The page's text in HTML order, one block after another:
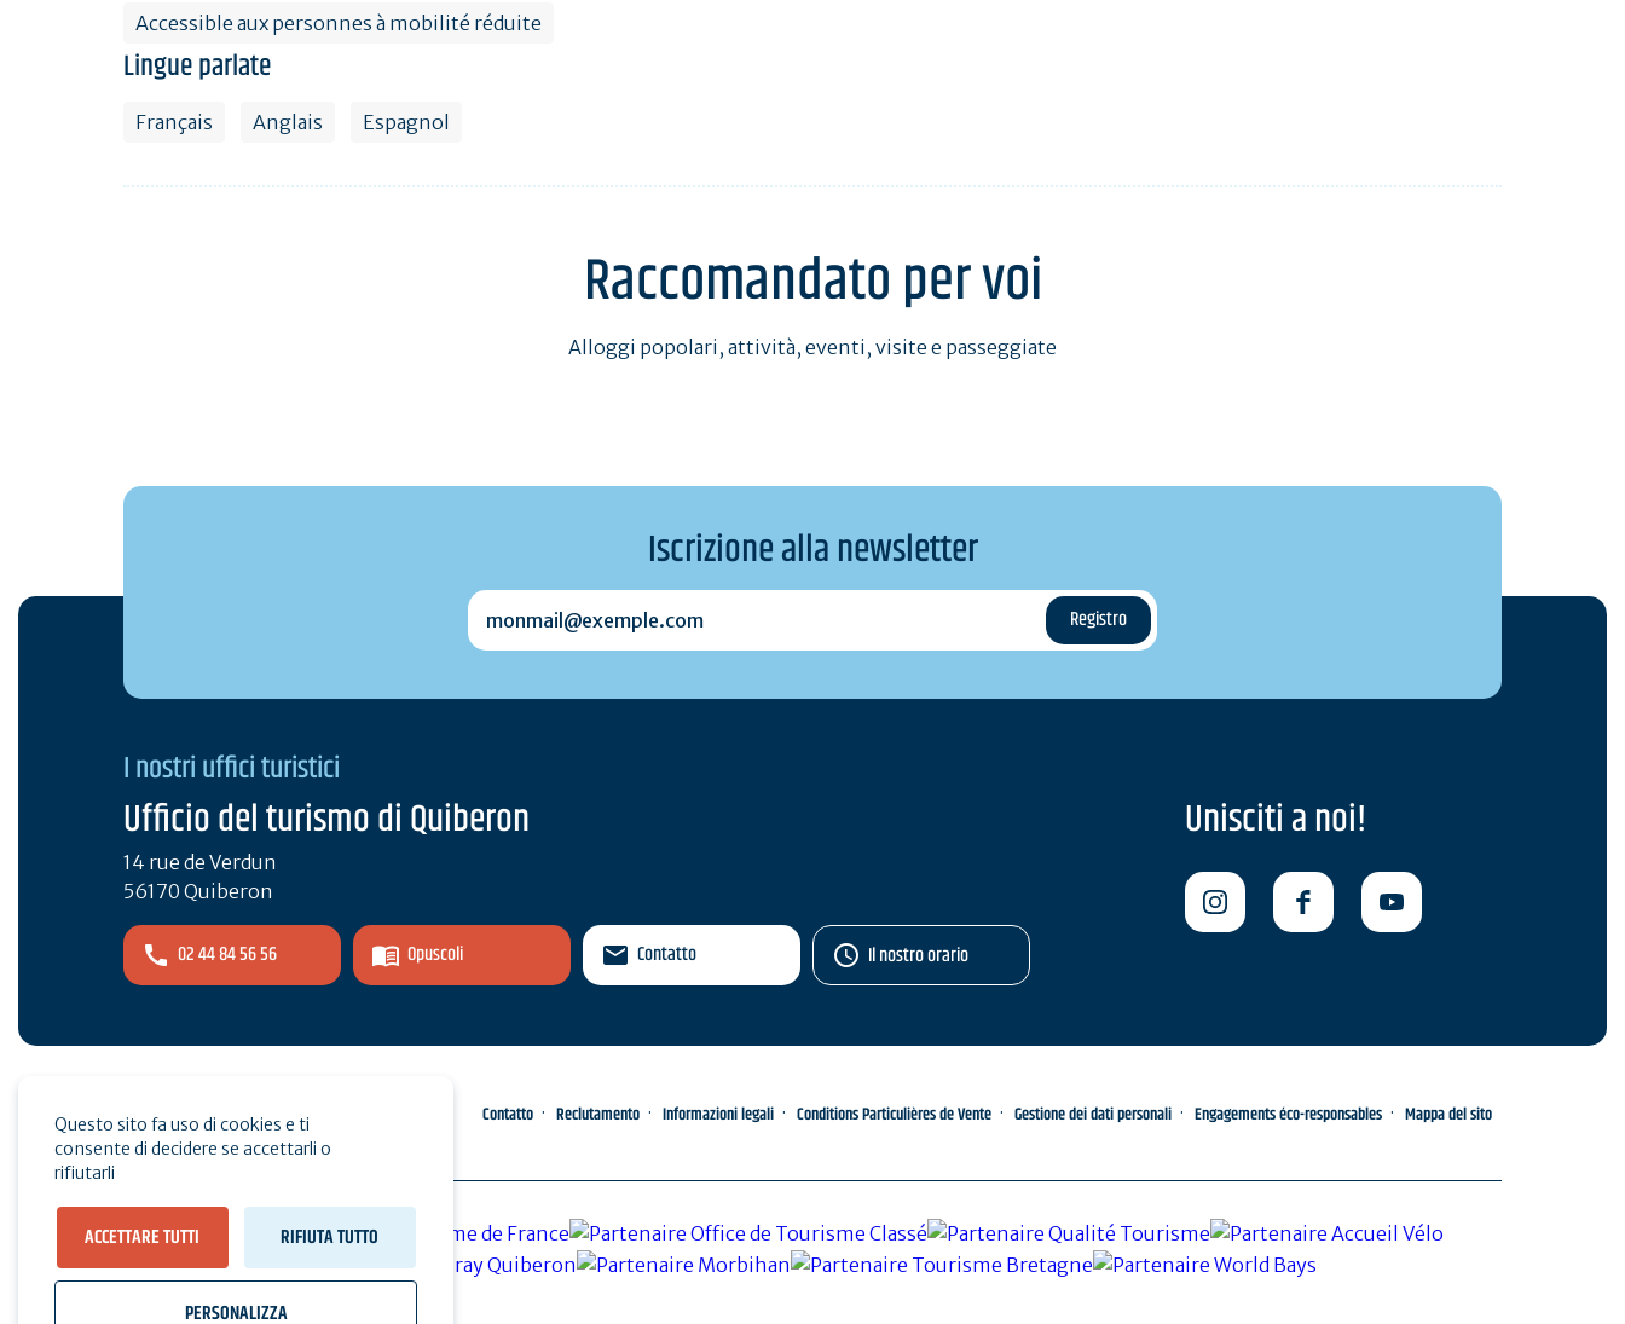
Accessible aux personnes à mobilité réduite
Lingue parlate
Français Anglais Espagnol
Raccomandato per voi
Alloggi popolari, attività, eventi, visite e passeggiate
Iscrizione alla newsletter
monmail@exemple.com
I nostri uffici turistici
Ufficio del turismo di Quiberon
14 rue de Verdun
56170 Quiberon
02 44 84 56 56 Opuscoli Contatto Il nostro orario
Unisciti a noi!
Spazio pro Stampa Contatto Reclutamento Informazioni legali Conditions Particulières de Vente Gestione dei dati personali Engagements éco-responsables Mappa del sito
Questo sito fa uso di cookies e ti
consente di decidere se accettarli o
rifiutarli
ACCETTARE TUTTI RIFIUTA TUTTO
PERSONALIZZA